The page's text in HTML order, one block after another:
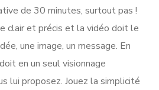
de 30 minutes, surtout pas !
clair et précis et la vidéo doit le
une image, un message. En
en un seul visionnage
lui proposez. Jouez la simplicité